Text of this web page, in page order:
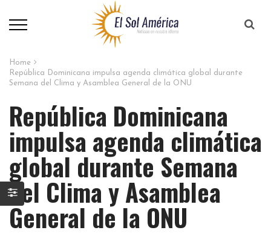
Home
República Dominicana impulsa agenda climática global durante
Semana del Clima y Asamblea General de la ONU
República Dominicana
impulsa agenda climática
global durante Semana
del Clima y Asamblea
General de la ONU